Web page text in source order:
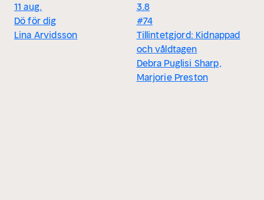
11 aug.
Dö för dig
Lina Arvidsson
3.8
#74
Tillintetgjord: Kidnappad
och våldtagen
Debra Puglisi Sharp,
Marjorie Preston